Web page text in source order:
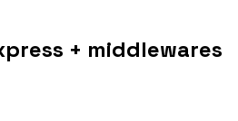
+ middlewares